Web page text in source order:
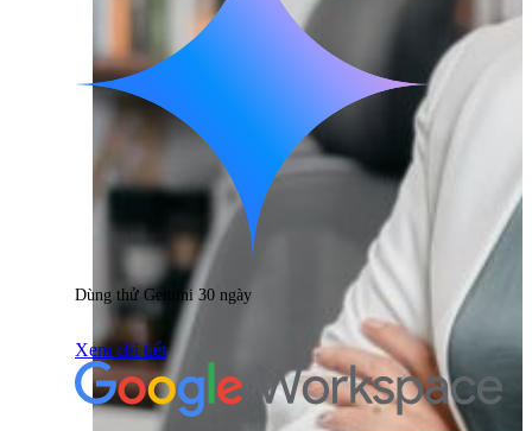
Dùng thử Gemini 30 ngày
Xem chi tiết